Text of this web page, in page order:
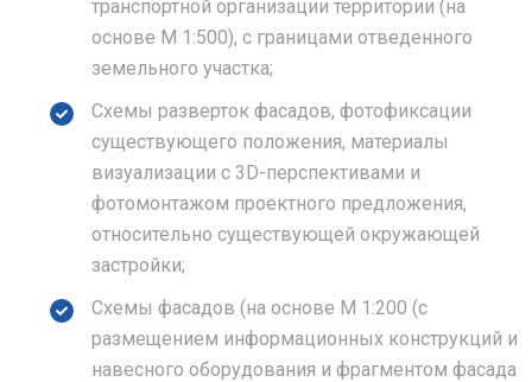
транспортной организации территории (на
основе М 1:500), с границами отведенного
земельного участка;
Схемы разверток фасадов, фотофиксации
существующего положения, материалы
визуализации с 3D-перспективами и
фотомонтажом проектного предложения,
относительно существующей окружающей
застройки;
Схемы фасадов (на основе М 1:200 (с
размещением информационных конструкций и
навесного оборудования и фрагментом фасада